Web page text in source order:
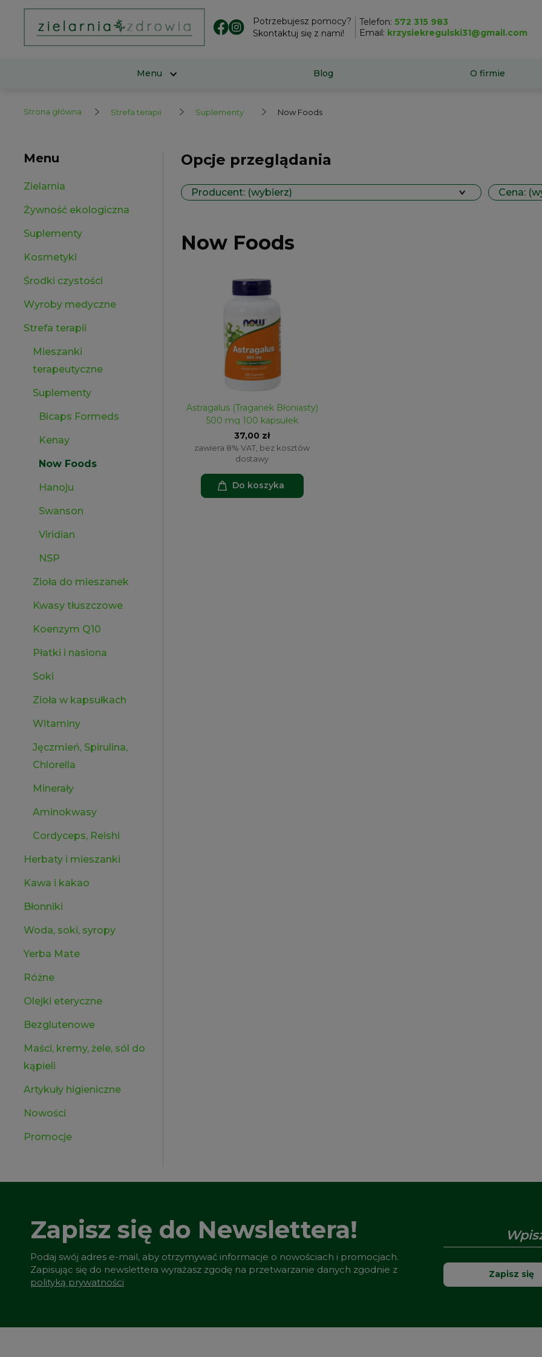
Potrzebujesz pomocy?
Skontaktuj się z nami!
Telefon: 572 315 983
Email: krzysiekregulski31@gmail.com
Menu Blog O firmie
Strona główna Strefa terapii Suplementy Now Foods
Menu
Zielarnia
Żywność ekologiczna
Suplementy
Kosmetyki
Środki czystości
Wyroby medyczne
Strefa terapii
Mieszanki
terapeutyczne
Suplementy
Bicaps Formeds
Kenay
Now Foods
Hanoju
Swanson
Viridian
NSP
Zioła do mieszanek
Kwasy tłuszczowe
Koenzym Q10
Płatki i nasiona
Soki
Zioła w kapsułkach
Witaminy
Jęczmień, Spirulina,
Chlorella
Minerały
Aminokwasy
Cordyceps, Reishi
Herbaty i mieszanki
Kawa i kakao
Błonniki
Woda, soki, syropy
Yerba Mate
Różne
Olejki eteryczne
Bezglutenowe
Maści, kremy, żele, sól do
kąpieli
Artykuły higieniczne
Nowości
Promocje
Opcje przeglądania
Producent: (wybierz) Cena:
Now Foods
Astragalus (Traganek Błoniasty)
500 mg 100 kapsułek
37,00 zł
zawiera 8% VAT, bez kosztów
dostawy
Do koszyka
Zapisz się do Newslettera!
Podaj swój adres e-mail, aby otrzymywać informacje o nowościach i promocjach.
Zapisując się do newslettera wyrażasz zgodę na przetwarzanie danych zgodnie z
polityką prywatności
Zapisz się